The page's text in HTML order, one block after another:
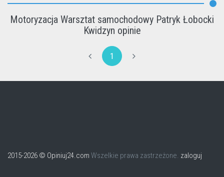
Motoryzacja Warsztat samochodowy Patryk Łobocki
Kwidzyn opinie
1
2015-2026 © Opiniuj24.com Wszelkie prawa zastrzeżone. zaloguj